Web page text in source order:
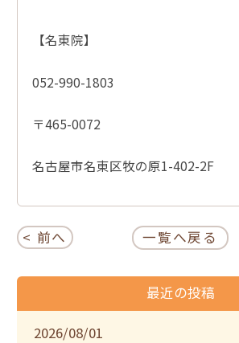
【名東院】
052-990-1803
〒465-0072
名古屋市名東区牧の原1-402-2F
< 前へ 一覧へ戻る
最近の投稿
2026/08/01